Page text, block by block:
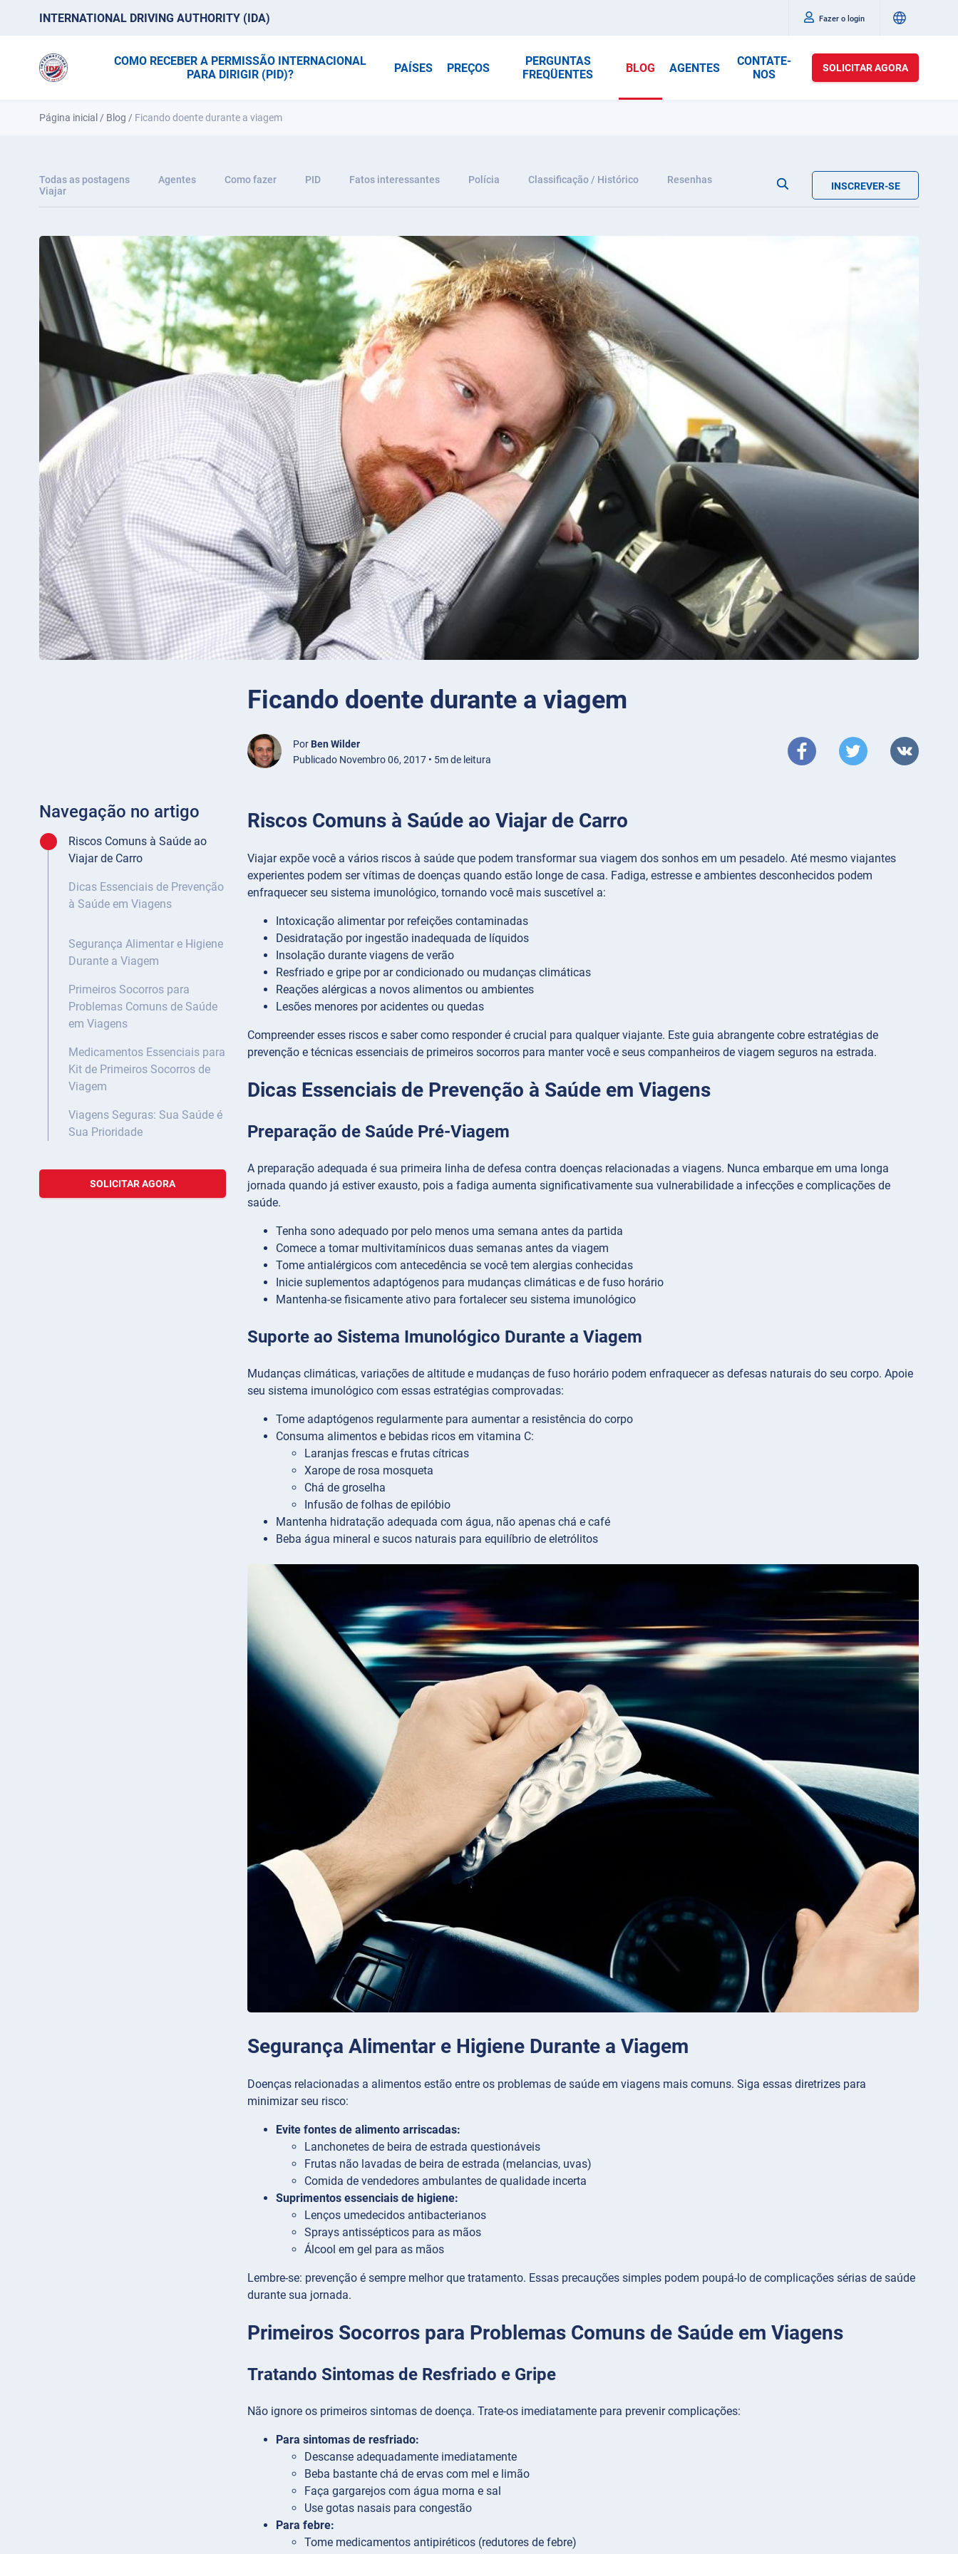
INTERNATIONAL DRIVING AUTHORITY (IDA) Fazer o login
COMO RECEBER A PERMISSÃO INTERNACIONAL
PARA DIRIGIR (PID)?
PAÍSES PREÇOS
PERGUNTAS
FREQÜENTES
BLOG AGENTES
CONTATE-
NOS
SOLICITAR AGORA
Página inicial / Blog / Ficando doente durante a viagem
Todas as postagens Agentes Como fazer PID Fatos interessantes Polícia Classificação / Histórico
Resenhas
Viajar
INSCREVER-SE
Ficando doente durante a viagem
Por Ben Wilder
Publicado Novembro 06, 2017 • 5m de leitura
Navegação no artigo
Riscos Comuns à Saúde ao
Viajar de Carro
Dicas Essenciais de Prevenção
à Saúde em Viagens
Segurança Alimentar e Higiene
Durante a Viagem
Primeiros Socorros para
Problemas Comuns de Saúde
em Viagens
Medicamentos Essenciais para
Kit de Primeiros Socorros de
Viagem
Viagens Seguras: Sua Saúde é
Sua Prioridade
SOLICITAR AGORA
Riscos Comuns à Saúde ao Viajar de Carro
Viajar expõe você a vários riscos à saúde que podem transformar sua viagem dos sonhos em um pesadelo. Até mesmo viajantes
experientes podem ser vítimas de doenças quando estão longe de casa. Fadiga, estresse e ambientes desconhecidos podem
enfraquecer seu sistema imunológico, tornando você mais suscetível a:
Intoxicação alimentar por refeições contaminadas
Desidratação por ingestão inadequada de líquidos
Insolação durante viagens de verão
Resfriado e gripe por ar condicionado ou mudanças climáticas
Reações alérgicas a novos alimentos ou ambientes
Lesões menores por acidentes ou quedas
Compreender esses riscos e saber como responder é crucial para qualquer viajante. Este guia abrangente cobre estratégias de
prevenção e técnicas essenciais de primeiros socorros para manter você e seus companheiros de viagem seguros na estrada.
Dicas Essenciais de Prevenção à Saúde em Viagens
Preparação de Saúde Pré-Viagem
A preparação adequada é sua primeira linha de defesa contra doenças relacionadas a viagens. Nunca embarque em uma longa
jornada quando já estiver exausto, pois a fadiga aumenta significativamente sua vulnerabilidade a infecções e complicações de
saúde.
Tenha sono adequado por pelo menos uma semana antes da partida
Comece a tomar multivitamínicos duas semanas antes da viagem
Tome antialérgicos com antecedência se você tem alergias conhecidas
Inicie suplementos adaptógenos para mudanças climáticas e de fuso horário
Mantenha-se fisicamente ativo para fortalecer seu sistema imunológico
Suporte ao Sistema Imunológico Durante a Viagem
Mudanças climáticas, variações de altitude e mudanças de fuso horário podem enfraquecer as defesas naturais do seu corpo. Apoie
seu sistema imunológico com essas estratégias comprovadas:
Tome adaptógenos regularmente para aumentar a resistência do corpo
Consuma alimentos e bebidas ricos em vitamina C:
Laranjas frescas e frutas cítricas
Xarope de rosa mosqueta
Chá de groselha
Infusão de folhas de epilóbio
Mantenha hidratação adequada com água, não apenas chá e café
Beba água mineral e sucos naturais para equilíbrio de eletrólitos
Segurança Alimentar e Higiene Durante a Viagem
Doenças relacionadas a alimentos estão entre os problemas de saúde em viagens mais comuns. Siga essas diretrizes para
minimizar seu risco:
Evite fontes de alimento arriscadas:
Lanchonetes de beira de estrada questionáveis
Frutas não lavadas de beira de estrada (melancias, uvas)
Comida de vendedores ambulantes de qualidade incerta
Suprimentos essenciais de higiene:
Lenços umedecidos antibacterianos
Sprays antissépticos para as mãos
Álcool em gel para as mãos
Lembre-se: prevenção é sempre melhor que tratamento. Essas precauções simples podem poupá-lo de complicações sérias de saúde
durante sua jornada.
Primeiros Socorros para Problemas Comuns de Saúde em Viagens
Tratando Sintomas de Resfriado e Gripe
Não ignore os primeiros sintomas de doença. Trate-os imediatamente para prevenir complicações:
Para sintomas de resfriado:
Descanse adequadamente imediatamente
Beba bastante chá de ervas com mel e limão
Faça gargarejos com água morna e sal
Use gotas nasais para congestão
Para febre:
Tome medicamentos antipiréticos (redutores de febre)